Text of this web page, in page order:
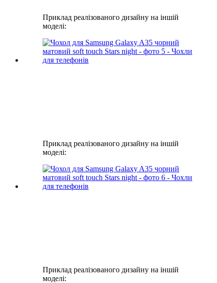
Приклад реалізованого дизайну на іншій
моделі:
Приклад реалізованого дизайну на іншій
моделі:
Приклад реалізованого дизайну на іншій
моделі: